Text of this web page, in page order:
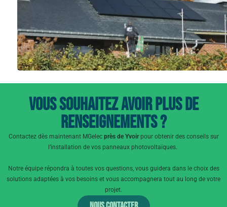
Vous souhaitez avoir plus de
renseignements ?
Contactez dès maintenant MGelec près de Yvoirpour obtenir des conseils sur
l’installation de vos panneaux photovoltaïques.
Notre équipe répondra à toutes vos questions, vous guidera dans le choix des
solutions adaptées à vos besoins et vous accompagnera tout au long de votre
projet.